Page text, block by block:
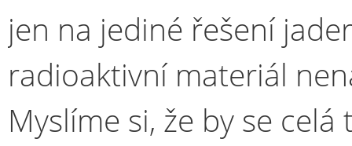
jen na jediné řešení
radioaktivní materiál
Myslíme si, že by se